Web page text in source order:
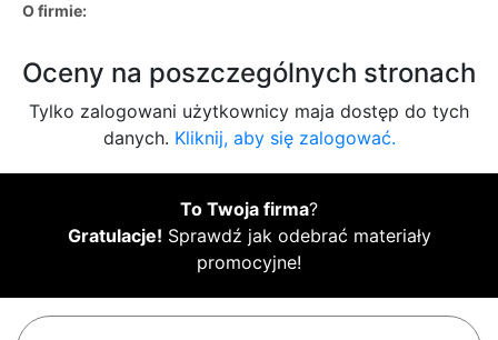
O firmie:
Oceny na poszczególnych stronach
Tylko zalogowani użytkownicy maja dostęp do tych
danych. Kliknij, aby się zalogować.
To Twoja firma?
Gratulacje! Sprawdź jak odebrać materiały
promocyjne!